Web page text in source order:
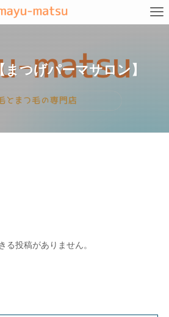
まつげパーマサロン】